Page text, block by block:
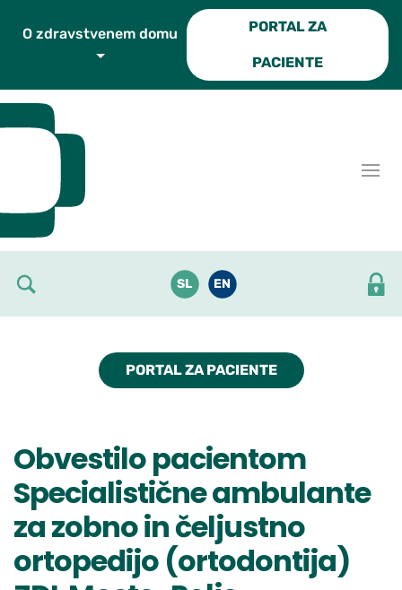
PORTAL ZA
PACIENTE
SL EN
PORTAL ZA PACIENTE
Obvestilo pacientom
Specialistične ambulante
za zobno in čeljustno
ortopedijo (ortodontija)